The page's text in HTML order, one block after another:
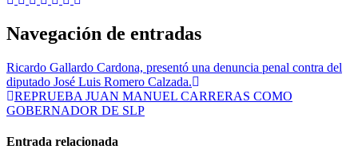
Navegación de entradas
Ricardo Gallardo Cardona, presentó una denuncia penal contra del
diputado José Luis Romero Calzada.
REPRUEBA JUAN MANUEL CARRERAS COMO
GOBERNADOR DE SLP
Entrada relacionada